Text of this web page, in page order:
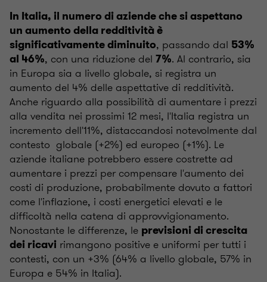
In Italia, il numero di aziende che si aspettano
un aumento della redditività è
significativamente diminuito, passando dal 53%
al 46%, con una riduzione del 7%. Al contrario, sia
in Europa sia a livello globale, si registra un
aumento del 4% delle aspettative di redditività.
Anche riguardo alla possibilità di aumentare i prezzi
alla vendita nei prossimi 12 mesi, l'Italia registra un
incremento dell'11%, distaccandosi notevolmente dal
contesto globale (+2%) ed europeo (+1%). Le
aziende italiane potrebbero essere costrette ad
aumentare i prezzi per compensare l'aumento dei
costi di produzione, probabilmente dovuto a fattori
come l'inflazione, i costi energetici elevati e le
difficoltà nella catena di approvvigionamento.
Nonostante le differenze, le previsioni di crescita
dei ricavi rimangono positive e uniformi per tutti i
contesti, con un +3% (64% a livello globale, 57% in
Europa e 54% in Italia).